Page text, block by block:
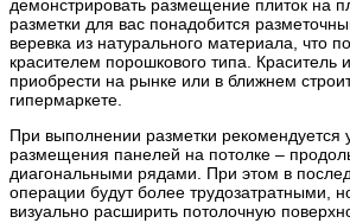
демонстрировать размещение плиток на
разметки для вас понадобится
веревка из натурального материала, что
красителем порошкового типа. Краситель
приобрести на рынке или в ближнем
гипермаркете.
При выполнении разметки рекомендуется
размещения панелей на потолке –
диагональными рядами. При этом в
операции будут более трудозатратными,
визуально расширить потолочную